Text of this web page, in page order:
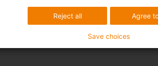
Agree
Reject all
Save choices